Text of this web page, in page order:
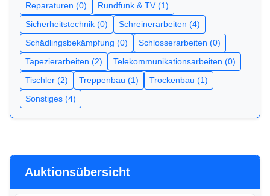
Reparaturen (0)
Rundfunk & TV (1)
Sicherheitstechnik (0)
Schreinerarbeiten (4)
Schädlingsbekämpfung (0)
Schlosserarbeiten (0)
Tapezierarbeiten (2)
Telekommunikationsarbeiten (0)
Tischler (2)
Treppenbau (1)
Trockenbau (1)
Sonstiges (4)
Auktionsübersicht